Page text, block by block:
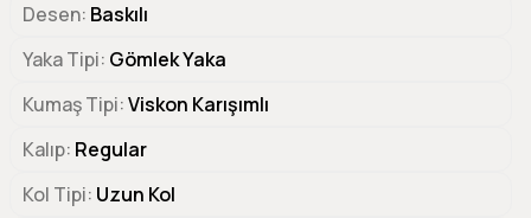
Desen Baskılı
Yaka Tipi Gömlek Yaka
Kumaş Tipi Viskon Karışımlı
Kalıp Regular
Kol Tipi Uzun Kol